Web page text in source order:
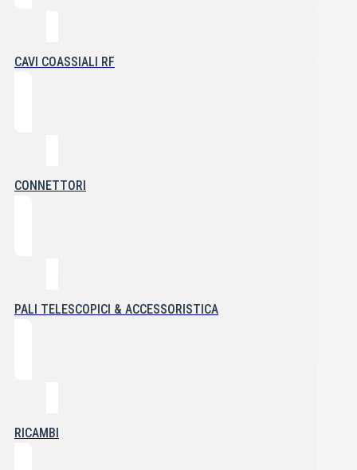
CAVI COASSIALI RF
CONNETTORI
PALI TELESCOPICI & ACCESSORISTICA
RICAMBI